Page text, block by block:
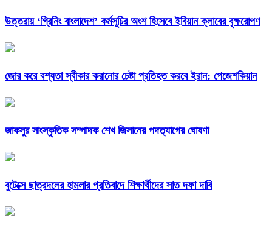
উত্তরায় ‘গ্রিনিং বাংলাদেশ’ কর্মসূচির অংশ হিসেবে ইবিয়ান ক্লাবের বৃক্ষরোপণ
জোর করে বশ্যতা স্বীকার করানোর চেষ্টা প্রতিহত করবে ইরান: পেজেশকিয়ান
জাকসুর সাংস্কৃতিক সম্পাদক শেখ জিসানের পদত্যাগের ঘোষণা
বুটেক্সে ছাত্রদলের হামলার প্রতিবাদে শিক্ষার্থীদের সাত দফা দাবি